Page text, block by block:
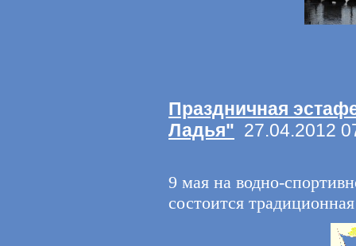
Праздничная
Ладья" 27.04.2012
9 мая на водно-
состоится